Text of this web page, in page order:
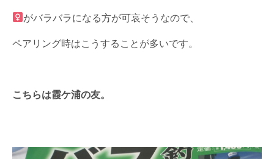
がバラバラになる方が可哀そうなので、
ペアリング時はこうすることが多いです。
こちらは霞ケ浦の友。